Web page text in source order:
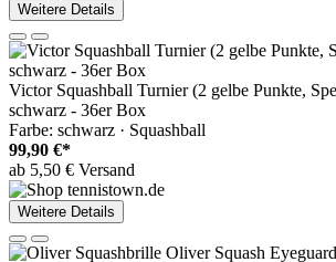
Weitere Details
Victor Squashball Turnier (2 gelbe Punkte,
schwarz - 36er Box
Farbe: schwarz · Squashball
99,90 €*
ab 5,50 € Versand
Weitere Details